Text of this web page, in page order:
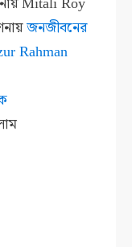
জনজীবনের
Rahman